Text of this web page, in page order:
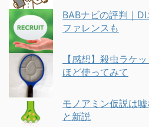
BABナビの評判｜
ファレンスも
【感想】殺虫ラケ
ほど使ってみて
モノアミン仮説は
と新説